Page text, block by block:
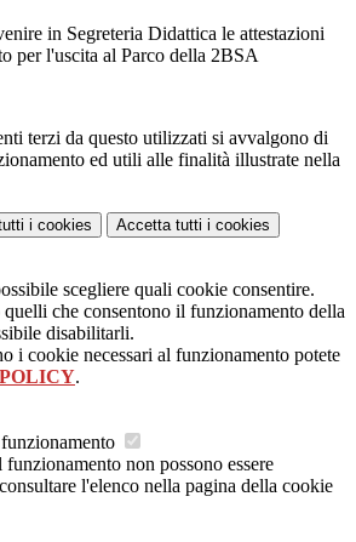
in Segreteria Didattica le attestazioni
per l'uscita al Parco della 2BSA
terzi da questo utilizzati si avvalgono di
ed utili alle finalità illustrate nella
i cookies Accetta tutti i cookies
scegliere quali cookie consentire.
che consentono il funzionamento della
disabilitarli.
i cookie necessari al funzionamento potete
.
non possono essere
l'elenco nella pagina della cookie